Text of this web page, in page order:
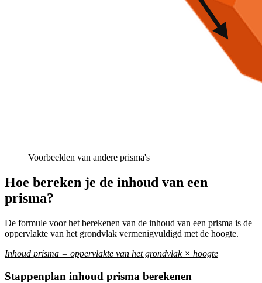
Voorbeelden van andere prisma's
Hoe bereken je de inhoud van een
prisma?
De formule voor het berekenen van de inhoud van een prisma is de
oppervlakte van het grondvlak vermenigvuldigd met de hoogte.
Inhoud prisma = oppervlakte van het grondvlak × hoogte
Stappenplan inhoud prisma berekenen